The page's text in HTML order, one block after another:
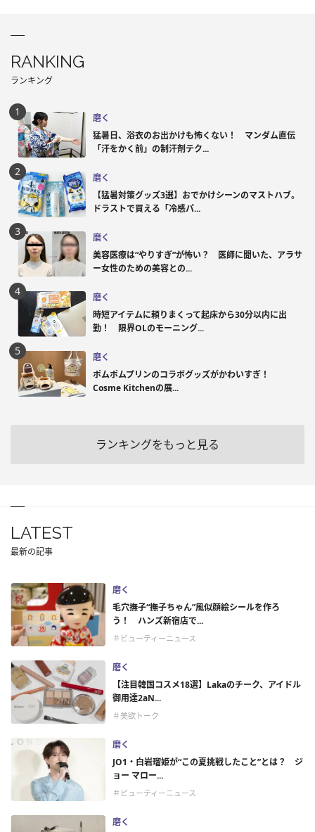
RANKING
ランキング
磨く
猛暑日、浴衣のお出かけも怖くない！ マンダム直伝
「汗をかく前」の制汗剤テク...
磨く
【猛暑対策グッズ3選】おでかけシーンのマストハブ。
ドラストで買える「冷感パ...
磨く
美容医療は“やりすぎ”が怖い？ 医師に聞いた、アラサ
ー女性のための美容との...
磨く
時短アイテムに頼りまくって起床から30分以内に出
勤！ 限界OLのモーニング...
磨く
ポムポムプリンのコラボグッズがかわいすぎ！
Cosme Kitchenの展...
ランキングをもっと見る
LATEST
最新の記事
磨く
毛穴撫子“撫子ちゃん”風似顔絵シールを作ろ
う！ ハンズ新宿店で...
＃ビューティーニュース
磨く
【注目韓国コスメ18選】Lakaのチーク、アイドル
御用達2aN...
＃美欲トーク
磨く
JO1・白岩瑠姫が“この夏挑戦したこと”とは？ ジ
ョー マロー...
＃ビューティーニュース
磨く